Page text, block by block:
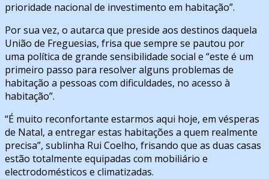
prioridade nacional de investimento em habitação”.
Por sua vez, o autarca que preside aos destinos daquela
União de Freguesias, frisa que sempre se pautou por
uma política de grande sensibilidade social e “este é um
primeiro passo para resolver alguns problemas de
habitação a pessoas com dificuldades, no acesso à
habitação”.
“É muito reconfortante estarmos aqui hoje, em vésperas
de Natal, a entregar estas habitações a quem realmente
precisa”, sublinha Rui Coelho, frisando que as duas casas
estão totalmente equipadas com mobiliário e
electrodomésticos e climatizadas.